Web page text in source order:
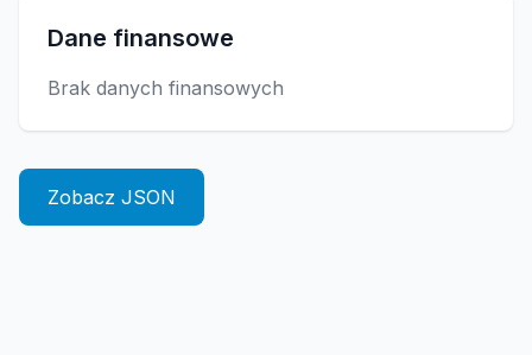
Dane finansowe
Brak danych finansowych
Zobacz JSON